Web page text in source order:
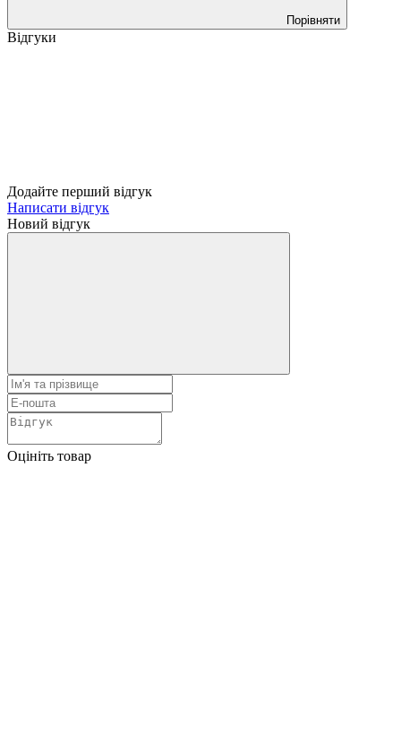
Порівняти
Відгуки
Додайте перший відгук
Написати відгук
Новий відгук
Оцініть товар